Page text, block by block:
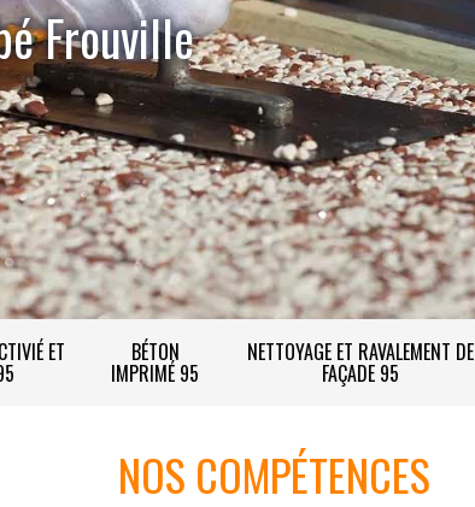
Frouville
ET BÉTON
IMPRIMÉ 95
NETTOYAGE ET RAVALEMENT DE
FAÇADE 95
NOS COMPÉTENCES